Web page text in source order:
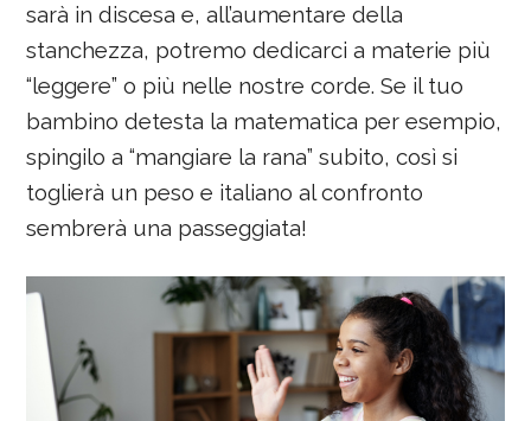
sarà in discesa e, all’aumentare della
stanchezza, potremo dedicarci a materie più
“leggere” o più nelle nostre corde.Se il tuo
bambino detesta la matematica per esempio,
spingilo a “mangiare la rana” subito, così si
toglierà un peso e italiano al confronto
sembrerà una passeggiata!